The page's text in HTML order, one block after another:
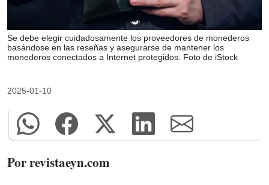
Se debe elegir cuidadosamente los proveedores de monederos
basándose en las reseñas y asegurarse de mantener los
monederos conectados a Internet protegidos. Foto de iStock
2025-01-10
Por revistaeyn.com